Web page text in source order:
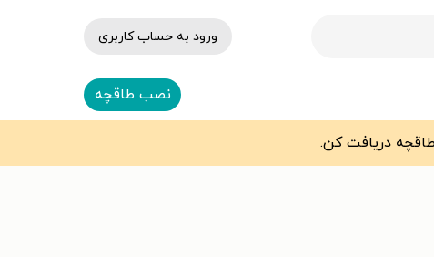
ورود به حساب کاربری
نصب طاقچه